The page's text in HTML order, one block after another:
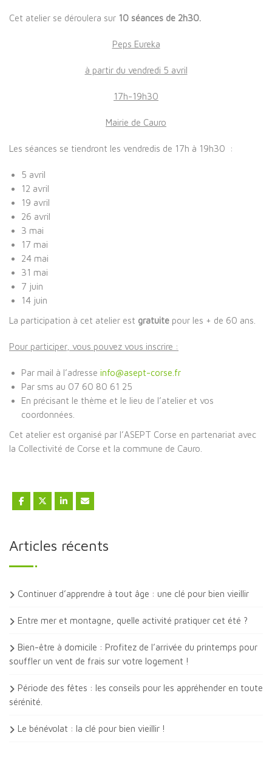
Cet atelier se déroulera sur 10 séances de 2h30.
Peps Eureka
à partir du vendredi 5 avril
17h-19h30
Mairie de Cauro
Les séances se tiendront les vendredis de 17h à 19h30 :
5 avril
12 avril
19 avril
26 avril
3 mai
17 mai
24 mai
31 mai
7 juin
14 juin
La participation à cet atelier est gratuite pour les + de 60 ans.
Pour participer, vous pouvez vous inscrire :
Par mail à l’adresse info@asept-corse.fr
Par sms au 07 60 80 61 25
En précisant le thème et le lieu de l’atelier et vos
coordonnées.
Cet atelier est organisé par l’ASEPT Corse en partenariat avec
la Collectivité de Corse et la commune de Cauro.
Articles récents
Continuer d’apprendre à tout âge : une clé pour bien vieillir
Entre mer et montagne, quelle activité pratiquer cet été ?
Bien-être à domicile : Profitez de l’arrivée du printemps pour
souffler un vent de frais sur votre logement !
Période des fêtes : les conseils pour les appréhender en toute
sérénité.
Le bénévolat : la clé pour bien vieillir !